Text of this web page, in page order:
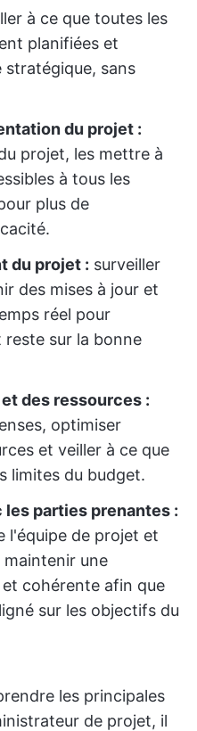
à ce que toutes les
planifiées et
stratégique, sans
du projet :
projet, les mettre à
à tous les
plus de
du projet : surveiller
des mises à jour et
réel pour
reste sur la bonne
des ressources :
optimiser
et veiller à ce que
limites du budget.
parties prenantes :
l'équipe de projet et
une
cohérente afin que
sur les objectifs du
les principales
de projet, il